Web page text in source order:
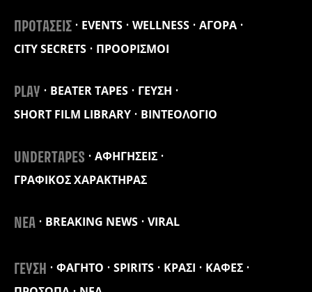
ΠΡΟΤΑΣΕΙΣ EVENTS WELLNESS
ΑΓΟΡΑ
CITY SECRETS
ΠΡΟΟΡΙΣΜΟΙ
PLAY BEATER TAPES
ΓΕΥΣΗ
SHORT FILM LIBRARY
ΒΙΝΤΕΟΛΟΓΙΟ
UNDERTAPES
ΑΦΗΓΗΣΕΙΣ
ΓΡΑΦΙΚΟΣ ΧΑΡΑΚΤΗΡΑΣ
ΝΕΑ BREAKING NEWS VIRAL
ΓΕΥΣΗ ΦΑΓΗΤΟ SPIRITS ΚΡΑΣΙ
ΚΑΦΕΣ